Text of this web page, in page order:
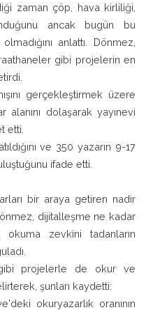
zaman çöp, hava kirliliği,
ancak bugün bu
anlattı. Dönmez,
gibi projelerin en
gerçekleştirmek üzere
dolaşarak yayınevi
etti.
ve 350 yazarın 9-17
ifade etti.
bir araya getiren nadir
dijitalleşme ne kadar
okuma zevkini tadanların
gibi projelerle de okur ve
şunları kaydetti:
okuryazarlık oranının